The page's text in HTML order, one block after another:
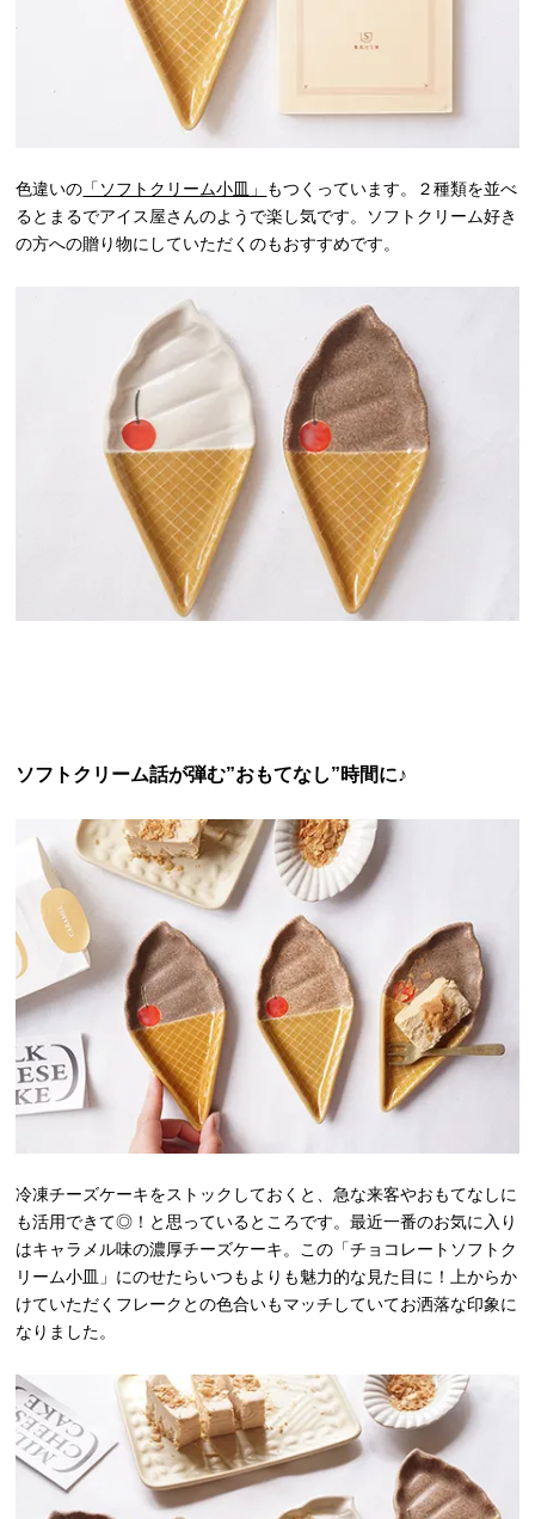
色違いの 「ソフトクリーム小皿」 もつくっています。２種類を並べ
るとまるでアイス屋さんのようで楽し気です。ソフトクリーム好き
の方への贈り物にしていただくのもおすすめです。
ソフトクリーム話が弾む”おもてなし”時間に♪
冷凍チーズケーキをストックしておくと、急な来客やおもてなしに
も活用できて◎！と思っているところです。最近一番のお気に入り
はキャラメル味の濃厚チーズケーキ。この「チョコレートソフトク
リーム小皿」にのせたらいつもよりも魅力的な見た目に！上からか
けていただくフレークとの色合いもマッチしていてお洒落な印象に
なりました。